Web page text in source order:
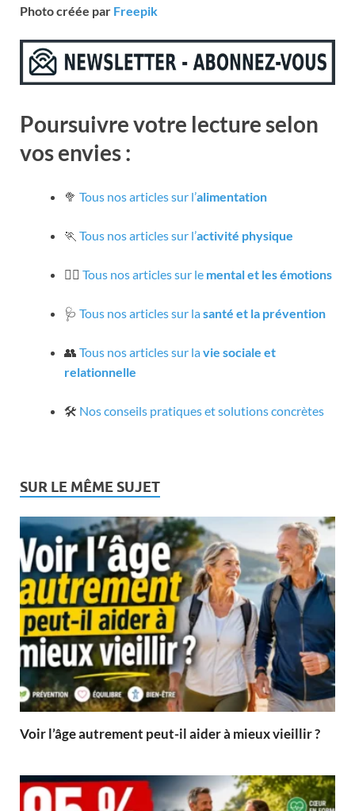
Photo créée par Freepik
Poursuivre votre lecture selon
vos envies :
🥦 Tous nos articles sur l’alimentation
🏃 Tous nos articles sur l’activité physique
🧘‍♀️ Tous nos articles sur le mental et les émotions
🩺 Tous nos articles sur lasanté et la prévention
👥 Tous nos articles sur lavie sociale et
relationnelle
🛠️ Nos conseils pratiques et solutions concrètes
SUR LE MÊME SUJET
Voir l’âge autrement peut-il aider à mieux vieillir ?